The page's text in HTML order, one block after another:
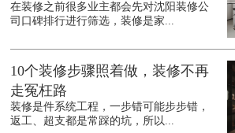
在装修之前很多业主都会先对沈阳装修公
司口碑排行进行筛选，装修是家...
10个装修步骤照着做，装修不再
走冤枉路
装修是件系统工程，一步错可能步步错，
返工、超支都是常踩的坑，所以...